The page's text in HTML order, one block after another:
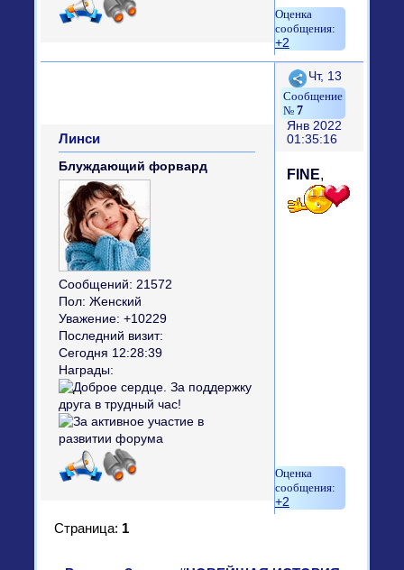
+2
Поделиться
7
Чт, 13
Янв 2022
01:35:16
Линси
Блуждающий форвард
Сообщений: 21572
Пол: Женский
Уважение: +10229
Последний визит:
Сегодня 12:28:39
Награды:
FINE,
+2
Страница: 1